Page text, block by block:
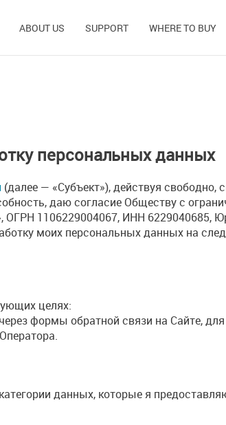
ABOUT US SUPPORT WHERE TO BUY
персональных данных
(далее — «Субъект»), действуя свободно,
даю согласие Обществу с
ОГРН 1106229004067, ИНН 6229040685,
моих персональных данных на
целях:
формы обратной связи на Сайте, для
данных, которые я